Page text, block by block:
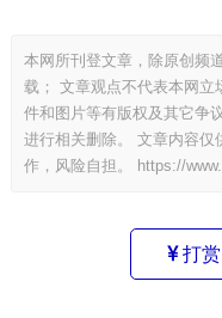
本网所刊登文章，除原创频
载； 文章观点不代表本网立
件和图片等有版权及其它争
进行相关删除。 文章内容仅
作，风险自担。
https://
打赏